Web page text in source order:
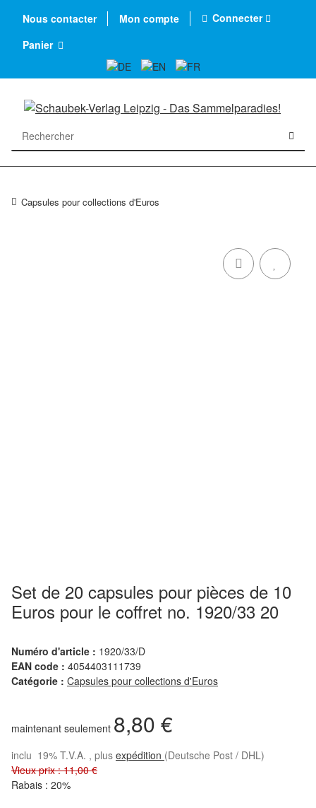
Nous contacter Mon compte
Connecter
Panier
Capsules pour collections d'Euros
Set de 20 capsules pour pièces de 10
Euros pour le coffret no. 1920/33 20
Numéro d'article : 1920/33/D
EAN code : 4054403111739
Catégorie : Capsules pour collections d'Euros
maintenant seulement 8,80 €
inclu 19% T.V.A. , plus expédition (Deutsche Post / DHL)
Vieux prix : 11,00 €
Rabais : 20%